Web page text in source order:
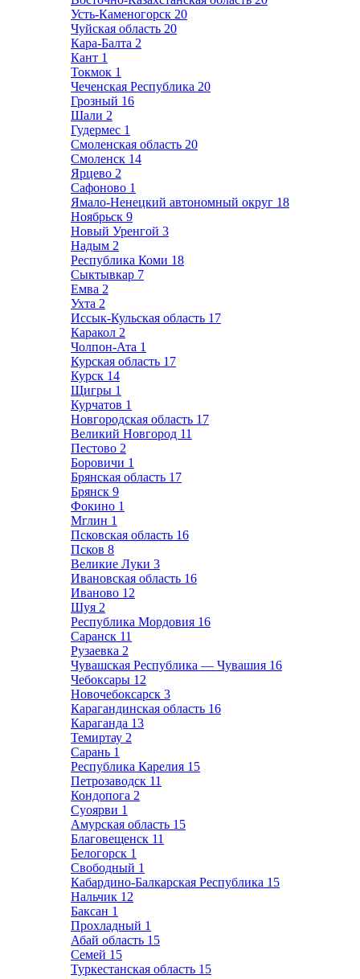
Усть-Каменогорск 20
Чуйская область 20
Кара-Балта 2
Кант 1
Токмок 1
Чеченская Республика 20
Грозный 16
Шали 2
Гудермес 1
Смоленская область 20
Смоленск 14
Ярцево 2
Сафоново 1
Ямало-Ненецкий автономный округ 18
Ноябрьск 9
Новый Уренгой 3
Надым 2
Республика Коми 18
Сыктывкар 7
Емва 2
Ухта 2
Иссык-Кульская область 17
Каракол 2
Чолпон-Ата 1
Курская область 17
Курск 14
Щигры 1
Курчатов 1
Новгородская область 17
Великий Новгород 11
Пестово 2
Боровичи 1
Брянская область 17
Брянск 9
Фокино 1
Мглин 1
Псковская область 16
Псков 8
Великие Луки 3
Ивановская область 16
Иваново 12
Шуя 2
Республика Мордовия 16
Саранск 11
Рузаевка 2
Чувашская Республика — Чувашия 16
Чебоксары 12
Новочебоксарск 3
Карагандинская область 16
Караганда 13
Темиртау 2
Сарань 1
Республика Карелия 15
Петрозаводск 11
Кондопога 2
Суоярви 1
Амурская область 15
Благовещенск 11
Белогорск 1
Свободный 1
Кабардино-Балкарская Республика 15
Нальчик 12
Баксан 1
Прохладный 1
Абай область 15
Семей 15
Туркестанская область 15